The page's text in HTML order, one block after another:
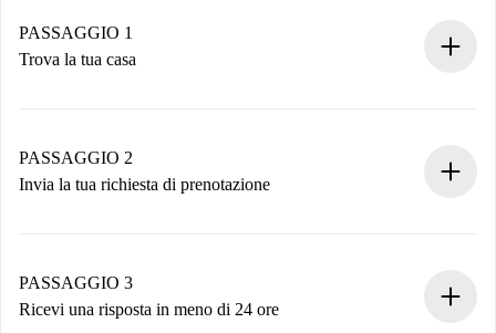
PASSAGGIO 1
Trova la tua casa
Hai tutte le informazioni necessarie in anticipo.
PASSAGGIO 2
Invia la tua richiesta di prenotazione
non accetta.
PASSAGGIO 3
Ricevi una risposta in meno di 24 ore